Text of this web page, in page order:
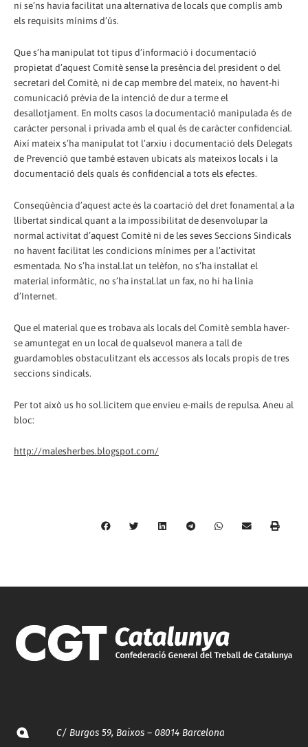
ni se’ns havia facilitat una alternativa de locals que complís amb
els requisits mínims d’ús.
Que s’ha manipulat tot tipus d’informació i documentació
propietat d’aquest Comitè sense la presència del president o del
secretari del Comitè, ni de cap membre del mateix, no havent-hi
comunicació prèvia de la intenció de dur a terme el
desallotjament. En molts casos la documentació manipulada és de
caràcter personal i privada amb el qual és de caràcter confidencial.
Així mateix s’ha manipulat tot l’arxiu i documentació dels Delegats
de Prevenció que també estaven ubicats als mateixos locals i la
documentació dels quals és confidencial a tots els efectes.
Conseqüència d’aquest acte és la coartació del dret fonamental a la
llibertat sindical quant a la impossibilitat de desenvolupar la
normal activitat d’aquest Comitè ni de les seves Seccions Sindicals
no havent facilitat les condicions mínimes per a l’activitat
esmentada. No s’ha instal.lat un telèfon, no s’ha instal·lat el
material informàtic, no s’ha instal.lat un fax, no hi ha línia
d’Internet.
Que el material que es trobava als locals del Comitè sembla haver-
se amuntegat en un local de qualsevol manera a tall de
guardamobles obstaculitzant els accessos als locals propis de tres
seccions sindicals.
Per tot això us ho sol.licitem que envieu e-mails de repulsa. Aneu al
bloc:
http://malesherbes.blogspot.com/
C/ Burgos 59, Baixos – 08014 Barcelona